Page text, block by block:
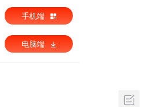
手机端
电脑端